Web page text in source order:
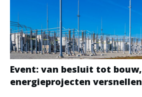
Event: van besluit tot bouw,
energieprojecten versnellen